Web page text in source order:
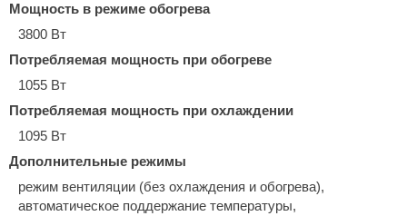
Мощность в режиме обогрева
3800 Вт
Потребляемая мощность при обогреве
1055 Вт
Потребляемая мощность при охлаждении
1095 Вт
Дополнительные режимы
режим вентиляции (без охлаждения и обогрева),
автоматическое поддержание температуры,